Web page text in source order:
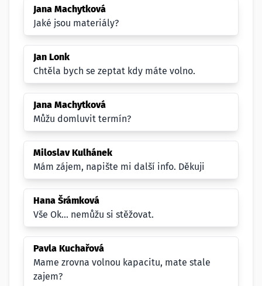
Jana Machytková
Jaké jsou materiály?
Jan Lonk
Chtěla bych se zeptat kdy máte volno.
Jana Machytková
Můžu domluvit termín?
Miloslav Kulhánek
Mám zájem, napište mi další info. Děkuji
Hana Šrámková
Vše Ok... nemůžu si stěžovat.
Pavla Kuchařová
Mame zrovna volnou kapacitu, mate stale
zajem?